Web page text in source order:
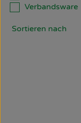
Verbandsware